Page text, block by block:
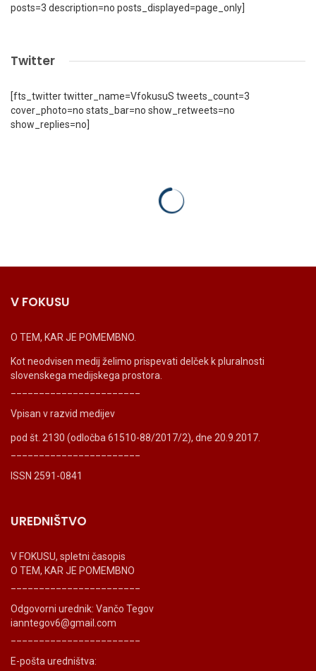
posts=3 description=no posts_displayed=page_only]
Twitter
[fts_twitter twitter_name=VfokusuS tweets_count=3
cover_photo=no stats_bar=no show_retweets=no
show_replies=no]
V FOKUSU
O TEM, KAR JE POMEMBNO.
Kot neodvisen medij želimo prispevati delček k pluralnosti
slovenskega medijskega prostora.
Vpisan v razvid medijev
pod št. 2130 (odločba 61510-88/2017/2), dne 20.9.2017.
ISSN 2591-0841
UREDNIŠTVO
V FOKUSU, spletni časopis
O TEM, KAR JE POMEMBNO
Odgovorni urednik: Vančo Tegov
ianntegov6@gmail.com
E-pošta uredništva: